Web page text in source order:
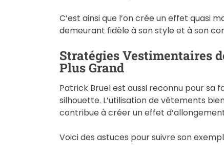
C’est ainsi que l’on crée un effet quasi
demeurant fidèle à son style et à son
Stratégies Vestimentaires
Plus Grand
Patrick Bruel est aussi reconnu pour sa
silhouette. L’utilisation de vêtements
contribue à créer un effet
Voici des astuces pour suivre son